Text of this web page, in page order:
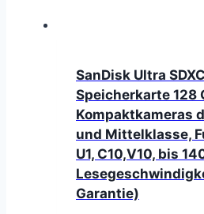
SanDisk Ultra
Speicherkarte 128
Kompaktkameras
und Mittelklasse,
U1, C10,V10, bis
Garantie)